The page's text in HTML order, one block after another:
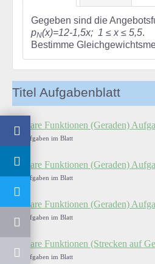
Gegeben sind die
pN(x)=12-1,5x; 1 ≤ x ≤ 5,5.
Bestimme
Titel Aufgabenblatt
Lineare Funktionen (Geraden)
16 Aufgaben im Blatt
Lineare Funktionen (Geraden)
41 Aufgaben im Blatt
Lineare Funktionen (Geraden)
15 Aufgaben im Blatt
Lineare Funktionen (Strecken auf
24 Aufgaben im Blatt